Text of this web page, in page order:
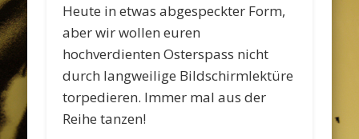
Heute in etwas abgespeckter Form,
aber wir wollen euren
hochverdienten Osterspass nicht
durch langweilige Bildschirmlektüre
torpedieren. Immer mal aus der
Reihe tanzen!